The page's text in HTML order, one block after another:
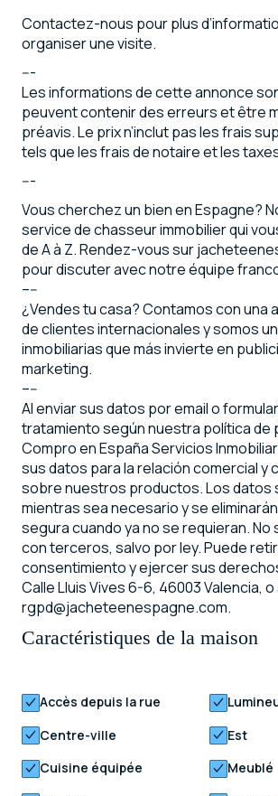
Contactez-nous pour plus
organiser une visite.
---
Les informations de cette annonce
peuvent contenir des erreurs et être
préavis. Le prix n’inclut pas les frais
tels que les frais de notaire et les
---
Vous cherchez un bien en Espagne?
service de chasseur immobilier qui
de A à Z. Rendez-vous sur
pour discuter avec notre équipe
–--
¿Vendes tu casa? Contamos con una
de clientes internacionales y somos
inmobiliarias que más invierte en
marketing.
–--
Al enviar sus datos por email o
tratamiento según nuestra política de
Compro en España Servicios
sus datos para la relación comercial y
sobre nuestros productos. Los datos
mientras sea necesario y se
segura cuando ya no se requieran. No
con terceros, salvo por ley. Puede
consentimiento y ejercer sus
Calle Lluis Vives 6-6, 46003 Valencia, o
rgpd@jacheteenespagne.com.
Caractéristiques de la maison
Accès depuis la rue
Centre-ville
Est
Cuisine équipée
Meublé